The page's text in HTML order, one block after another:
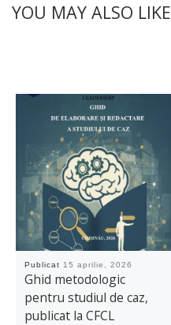
YOU MAY ALSO LIKE
Publicat 15 aprilie, 2026
Ghid metodologic
pentru studiul de caz,
publicat la CFCL